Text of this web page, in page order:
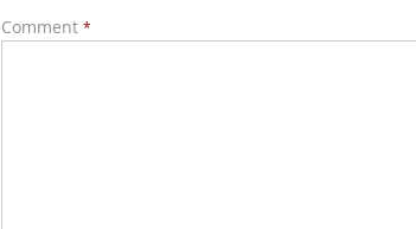
Comment *